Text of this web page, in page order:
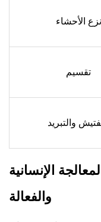
معدات
ومكافحة
التلوث
7
نزع الأحشاء
تقسيم
والتبريد
الإنسانية
والفعالة